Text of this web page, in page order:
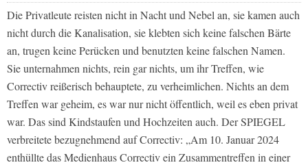
Die Privatleute reisten nicht in Nacht und Nebel an, sie kamen auch
nicht durch die Kanalisation, sie klebten sich keine falschen Bärte
an, trugen keine Perücken und benutzten keine falschen Namen.
Sie unternahmen nichts, rein gar nichts, um ihr Treffen, wie
Correctiv reißerisch behauptete, zu verheimlichen. Nichts an dem
Treffen war geheim, es war nur nicht öffentlich, weil es eben privat
war. Das sind Kindstaufen und Hochzeiten auch. Der SPIEGEL
verbreitete bezugnehmend auf Correctiv: „Am 10. Januar 2024
enthüllte das Medienhaus Correctiv ein Zusammentreffen in einer